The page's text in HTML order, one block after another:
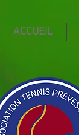
ACCUEIL